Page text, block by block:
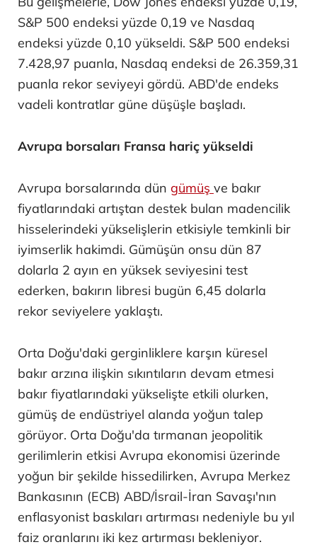
S&P 500 endeksi yüzde 0,19 ve Nasdaq
endeksi yüzde 0,10 yükseldi. S&P 500 endeksi
7.428,97 puanla, Nasdaq endeksi de 26.359,31
puanla rekor seviyeyi gördü. ABD'de endeks
vadeli kontratlar güne düşüşle başladı.
Avrupa borsaları Fransa hariç yükseldi
Avrupa borsalarında dün gümüş ve bakır
fiyatlarındaki artıştan destek bulan madencilik
hisselerindeki yükselişlerin etkisiyle temkinli bir
iyimserlik hakimdi. Gümüşün onsu dün 87
dolarla 2 ayın en yüksek seviyesini test
ederken, bakırın libresi bugün 6,45 dolarla
rekor seviyelere yaklaştı.
Orta Doğu'daki gerginliklere karşın küresel
bakır arzına ilişkin sıkıntıların devam etmesi
bakır fiyatlarındaki yükselişte etkili olurken,
gümüş de endüstriyel alanda yoğun talep
görüyor. Orta Doğu'da tırmanan jeopolitik
gerilimlerin etkisi Avrupa ekonomisi üzerinde
yoğun bir şekilde hissedilirken, Avrupa Merkez
Bankasının (ECB) ABD/İsrail-İran Savaşı'nın
enflasyonist baskıları artırması nedeniyle bu yıl
faiz oranlarını iki kez artırması bekleniyor.